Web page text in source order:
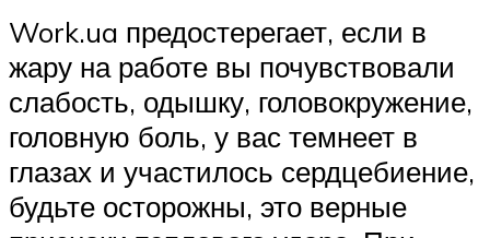
Work.ua предостерегает, если в
жару на работе вы почувствовали
слабость, одышку, головокружение,
головную боль, у вас темнеет в
глазах и участилось сердцебиение,
будьте осторожны, это верные